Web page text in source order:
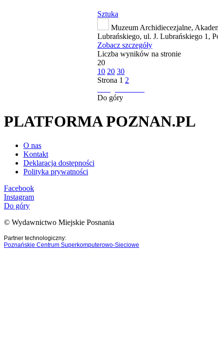
Sztuka
Muzeum Archidiecezjalne,
Lubrańskiego, ul. J. Lubrańskiego 1,
Zobacz szczegóły
Liczba wyników na stronie
20
10 20 30
Strona 1 2
Do góry
PLATFORMA POZNAN.PL
O nas
Kontakt
Deklaracja dostępności
Polityka prywatności
Facebook
Instagram
Do góry
© Wydawnictwo Miejskie Posnania
Partner technologiczny:
Poznańskie Centrum Superkomputerowo-Sieciowe